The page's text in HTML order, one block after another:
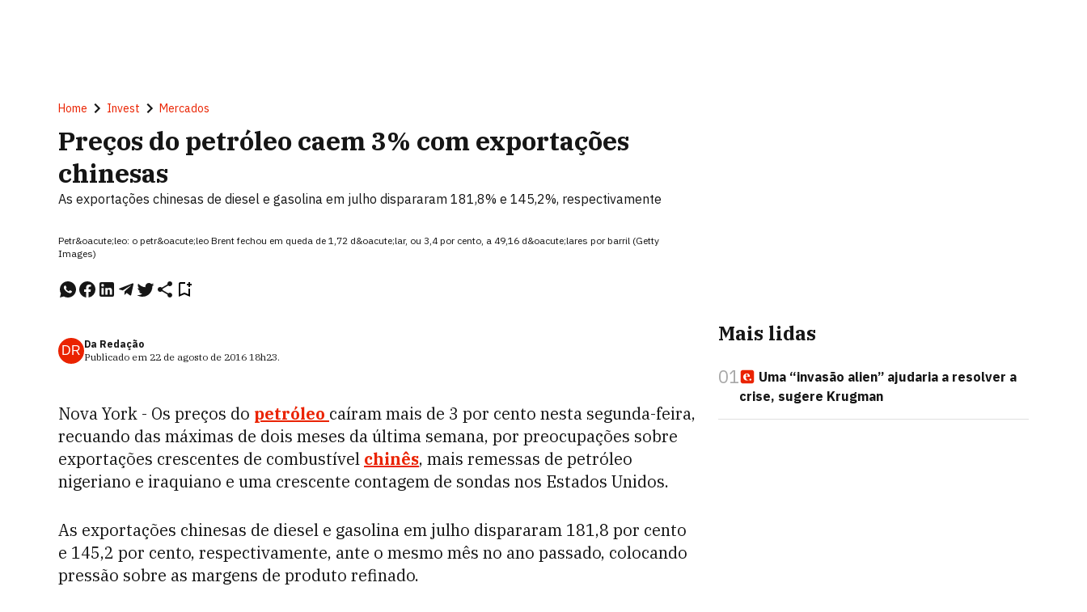
Home Invest Mercados
Preços do petróleo caem 3% com exportações
chinesas
As exportações chinesas de diesel e gasolina em julho dispararam 181,8% e 145,2%, respectivamente
Petr&oacute;leo: o petr&oacute;leo Brent fechou em queda de 1,72 d&oacute;lar, ou 3,4 por cento, a 49,16 d&oacute;lares por barril (Getty
Images)
DR Da Redação
Publicado em 22 de agosto de 2016 18h23.
Nova York - Os preços do petróleo caíram mais de 3 por cento nesta segunda-feira,
recuando das máximas de dois meses da última semana, por preocupações sobre
exportações crescentes de combustível chinês, mais remessas de petróleo
nigeriano e iraquiano e uma crescente contagem de sondas nos Estados Unidos.
As exportações chinesas de diesel e gasolina em julho dispararam 181,8 por cento
e 145,2 por cento, respectivamente, ante o mesmo mês no ano passado, colocando
pressão sobre as margens de produto refinado.
Mais lidas
01
Uma “invasão alien” ajudaria a resolver a
crise, sugere Krugman